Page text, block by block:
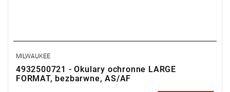
MILWAUKEE
4932500721 - Okulary ochronne LARGE
FORMAT, bezbarwne, AS/AF